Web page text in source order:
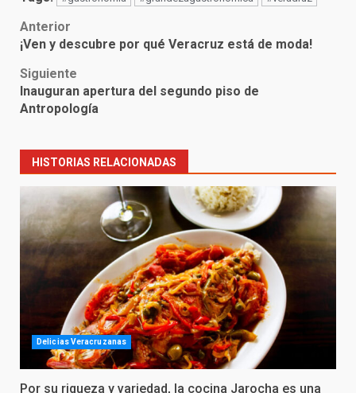
Post
navigation
Anterior
¡Ven y descubre por qué Veracruz está de moda!
Siguiente
Inauguran apertura del segundo piso de
Antropología
HISTORIAS RELACIONADAS
Delicias Veracruzanas
Por su riqueza y variedad, la cocina Jarocha es una